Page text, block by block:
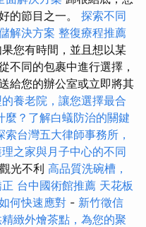
的節目之一。 探索不同
解決方案 整復療程推薦
您有時間，並且想以某
不同的包裹中進行選擇，
給您的辦公室或立即將其
養老院，讓您選擇最合
麼？了解白蟻防治的關鍵
索台灣五大律師事務所，
之家與月子中心的不同
光不利 高品質洗碗槽，
台中國術館推薦 天花板
何快速應對 - 新竹徵信
緻外燴茶點，為您的聚